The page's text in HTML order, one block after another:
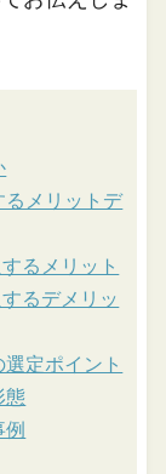
るメリットデ
るメリット
るデメリッ
定ポイント
態